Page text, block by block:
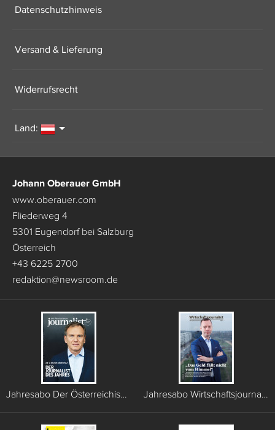
Datenschutzhinweis
Versand & Lieferung
Widerrufsrecht
Land:
Johann Oberauer GmbH
www.oberauer.com
Fliederweg 4
5301 Eugendorf bei Salzburg
Österreich
+43 6225 2700
redaktion@newsroom.de
Jahresabo Der Österreichische Journalist (6 Ausgaben) Jahresabo Wirtschaftsjournalist (6 Ausgaben)